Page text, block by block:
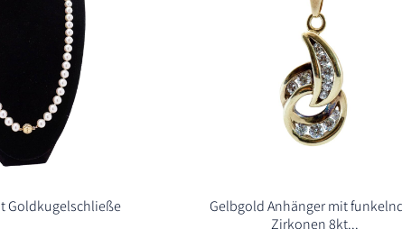
Goldkugelschließe
Gelbgold Anhänger mit
Zirkonen 8kt...